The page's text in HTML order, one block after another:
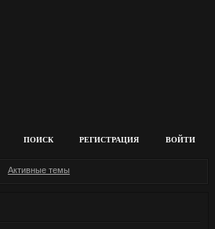
ПОИСК РЕГИСТРАЦИЯ ВОЙТИ
Активные темы